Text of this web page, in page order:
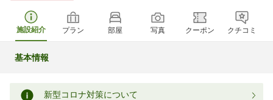
施設紹介 プラン 部屋 写真 クーポン クチコミ
基本情報
新型コロナ対策について